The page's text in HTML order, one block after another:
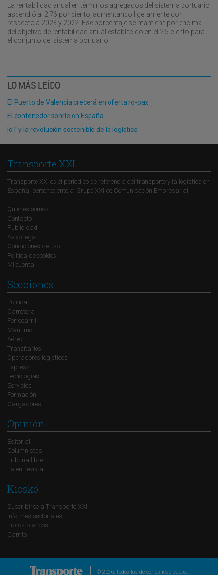
La rentabilidad anual en términos agregados del sistema portuario
ascendió al 2,76 por ciento, aumentando ligeramente con
respecto a 2023 y 2022. Ese porcentaje se mantiene por encima
del objetivo de rentabilidad anual establecido en el 2,5 ciento para
el conjunto del sistema portuario.
LO MÁS LEÍDO
El Puerto de Valencia crecerá en oferta ro-pax
El contenedor sonríe en España
IoT y la revolución sostenible de la logística
Transporte XXI
Transporte XXI es el periódico de referencia del transporte y la logística en
España, perteneciente al Grupo XXI de Comunicación Empresarial.
Quienes somos
Contacto
Publicidad
Aviso legal
Condiciones de uso
Política de cookies
Mi cuenta
Secciones
Política
Carretera
Ferrocarril
Marítimo
Aéreo
Transitarios
Operadores logísticos
Express
Tecnologías
Servicios
Formación
Cargadores
Opinión
Editorial
Columnistas
Tribuna libre
La entrevista
Kiosko
Suscribirse a Transporte XXI
Informes sectoriales
Libros blancos
Carrito
© 2026, todos los derechos reservados.